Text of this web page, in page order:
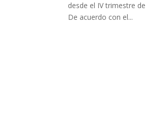
desde el IV trimestre
De acuerdo con el...